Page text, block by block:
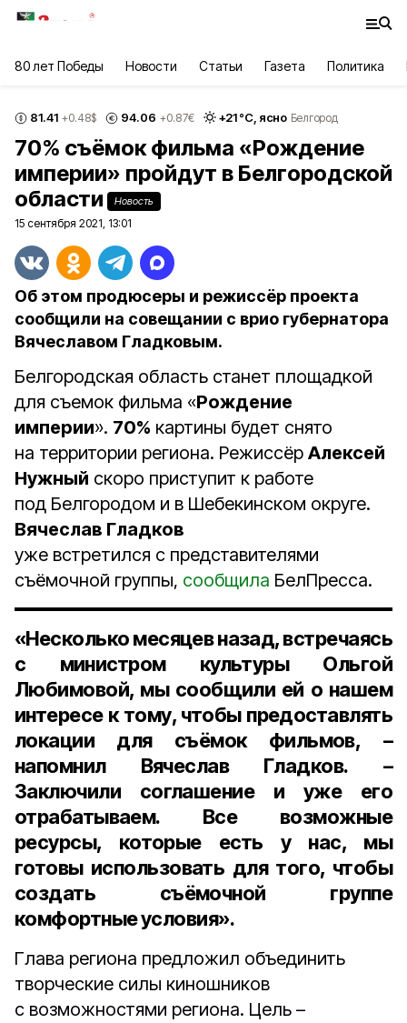
80 лет Победы Новости Статьи Газета Политика
81.41 +0.48$ 94.06 +0.87€ +21°С, ясно Белгород
70% съёмок фильма «Рождение
империи» пройдут в Белгородской
области
Новость
15 сентября 2021, 13:01
Об этом продюсеры и режиссёр проекта
сообщили на совещании с врио губернатора
Вячеславом Гладковым.
Белгородская область станет площадкой
для съемок фильма «Рождение
империи». 70% картины будет снято
на территории региона. Режиссёр Алексей
Нужный скоро приступит к работе
под Белгородом и в Шебекинском округе.
Вячеслав Гладков
уже встретился с представителями
съёмочной группы, сообщила БелПресса.
«Несколько месяцев назад, встречаясь
с министром культуры Ольгой
Любимовой, мы сообщили ей о нашем
интересе к тому, чтобы предоставлять
локации для съёмок фильмов, –
напомнил Вячеслав Гладков. –
Заключили соглашение и уже его
отрабатываем. Все возможные
ресурсы, которые есть у нас, мы
готовы использовать для того, чтобы
создать съёмочной группе
комфортные условия».
Глава региона предложил объединить
творческие силы киношников
с возможностями региона. Цель –